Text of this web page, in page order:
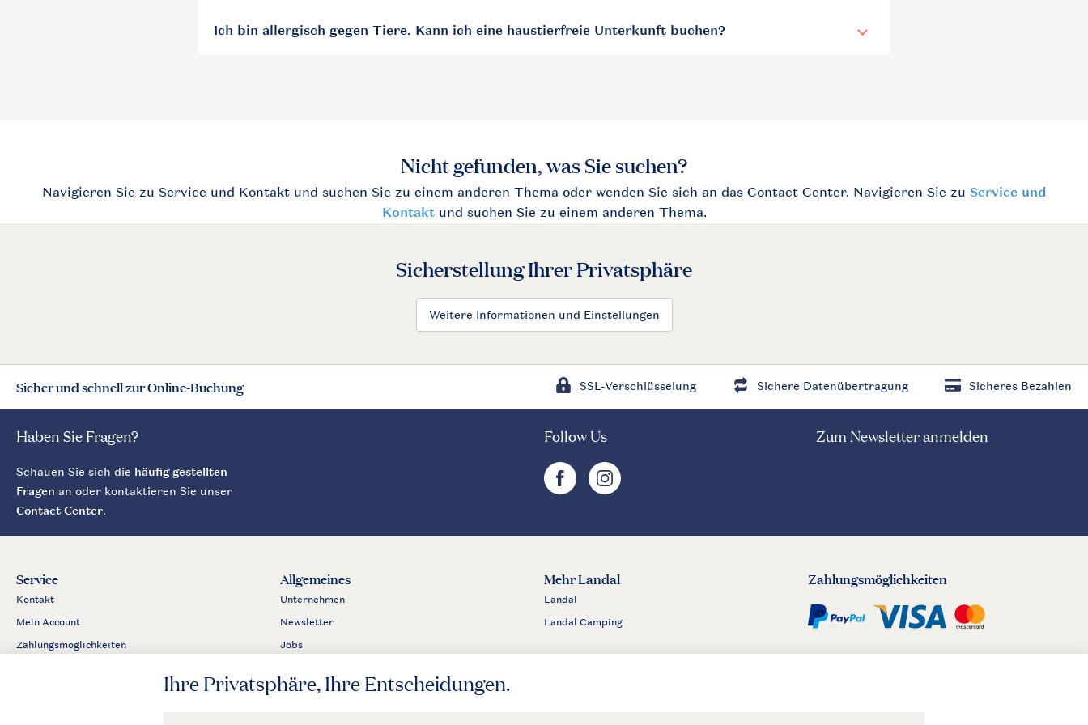
Ich bin allergisch gegen Tiere. Kann ich eine haustierfreie Unterkunft buchen?
Sicherstellung Ihrer Privatsphäre
Weitere Informationen und Einstellungen
Sicher und schnell zur Online-Buchung SSL-Verschlüsselung Sichere Datenübertragung Sicheres Bezahlen
Haben Sie Fragen?
Schauen Sie sich die häufig gestellten
Fragen an oder kontaktieren Sie unser
Contact Center.
Follow Us
facebookinstagram
Zum Newsletter anmelden
Service
Kontakt
Mein Account
Zahlungsmöglichkeiten
Allgemeines
Unternehmen
Newsletter
Jobs
Presse
Mehr Landal
Landal
Landal Camping
Zahlungsmöglichkeiten